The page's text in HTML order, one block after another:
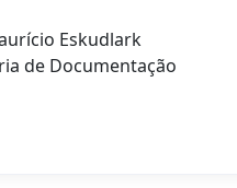
Eskudlark
de Documentação